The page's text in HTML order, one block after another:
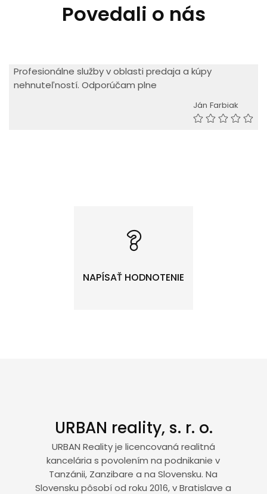
Povedali o nás
Profesionálne služby v oblasti predaja a kúpy
nehnuteľností. Odporúčam plne
Ján Farbiak
NAPÍSAŤ HODNOTENIE
URBAN reality, s. r. o.
URBAN Reality je licencovaná realitná
kancelária s povolením na podnikanie v
Tanzánii, Zanzibare a na Slovensku. Na
Slovensku pôsobí od roku 2016, v Bratislave a